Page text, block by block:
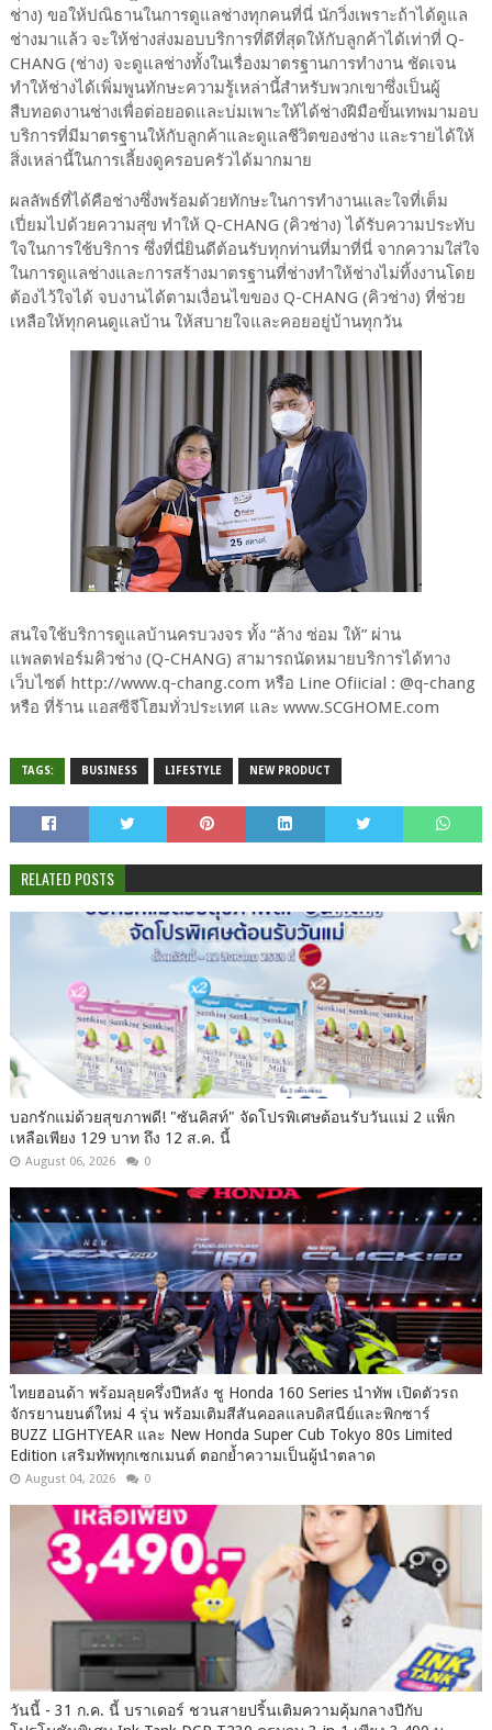
ช่าง) ขอให้ปณิธานในการดูแลช่างทุกคนที่นี่ นักวิ่งเพราะถ้าได้ดูแล
ช่างมาแล้ว จะให้ช่างส่งมอบบริการที่ดีที่สุดให้กับลูกค้าได้เท่าที่ Q-
CHANG (ช่าง) จะดูแลช่างทั้งในเรื่องมาตรฐานการทำงาน ชัดเจน
ทำให้ช่างได้เพิ่มพูนทักษะความรู้เหล่านี้สำหรับพวกเขาซึ่งเป็นผู้
สืบทอดงานช่างเพื่อต่อยอดและบ่มเพาะให้ได้ช่างฝีมือขั้นเทพมามอบ
บริการที่มีมาตรฐานให้กับลูกค้าและดูแลชีวิตของช่าง และรายได้ให้
สิ่งเหล่านี้ในการเลี้ยงดูครอบครัวได้มากมาย
ผลลัพธ์ที่ได้คือช่างซึ่งพร้อมด้วยทักษะในการทำงานและใจที่เต็ม
เปี่ยมไปด้วยความสุข ทำให้ Q-CHANG (คิวช่าง) ได้รับความประทับ
ใจในการใช้บริการ ซึ่งที่นี่ยินดีต้อนรับทุกท่านที่มาที่นี่ จากความใส่ใจ
ในการดูแลช่างและการสร้างมาตรฐานที่ช่างทำให้ช่างไม่ทิ้งงานโดย
ต้องไว้ใจได้ จบงานได้ตามเงื่อนไขของ Q-CHANG (คิวช่าง) ที่ช่วย
เหลือให้ทุกคนดูแลบ้าน ให้สบายใจและคอยอยู่บ้านทุกวัน
สนใจใช้บริการดูแลบ้านครบวงจร ทั้ง “ล้าง ซ่อม ให้” ผ่าน
แพลตฟอร์มคิวช่าง (Q-CHANG) สามารถนัดหมายบริการได้ทาง
เว็บไซต์ http://www.q-chang.com หรือ Line Ofiicial : @q-chang
หรือ ที่ร้าน แอสซีจีโฮมทั่วประเทศ และ www.SCGHOME.com
TAGS: BUSINESS LIFESTYLE NEW PRODUCT
RELATED POSTS
บอกรักแม่ด้วยสุขภาพดี! "ซันคิสท์" จัดโปรพิเศษต้อนรับวันแม่ 2 แพ็ก
เหลือเพียง 129 บาท ถึง 12 ส.ค. นี้
August 06, 2026 0
ไทยฮอนด้า พร้อมลุยครึ่งปีหลัง ชู Honda 160 Series นำทัพ เปิดตัวรถ
จักรยานยนต์ใหม่ 4 รุ่น พร้อมเติมสีสันคอลแลบดิสนีย์และพิกซาร์
BUZZ LIGHTYEAR และ New Honda Super Cub Tokyo 80s Limited
Edition เสริมทัพทุกเซกเมนต์ ตอกย้ำความเป็นผู้นำตลาด
August 04, 2026 0
วันนี้ - 31 ก.ค. นี้ บราเดอร์ ชวนสายปริ้นเติมความคุ้มกลางปีกับ